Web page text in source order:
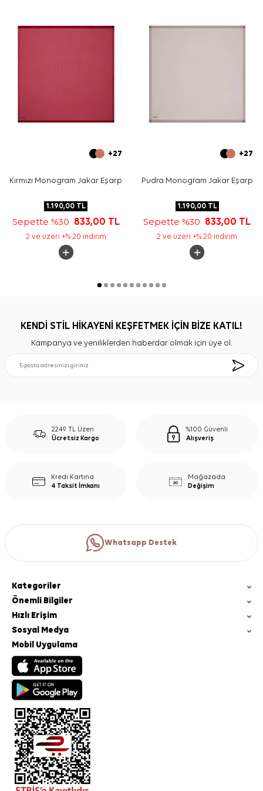
detaylarla deseni öne çıkarabilirsiniz. Kare formu
Sıkça Sorulan Sorular
Bu polyester eşarp hangi renklerle uyumludur?
Kare form nasıl kullanılabilir?
+27
Kırmızı Monogram Jakar Eşarp
1.190,00 TL
Sepette %30 833,00 TL
2 ve üzeri +% 20 indirim
+27
Pudra Monogram Jakar Eşarp
1.190,00TL
Sepette %30 833,00 TL
2 ve üzeri +% 20 indirim
KENDİ STİL HİKAYENİ KEŞFETMEK İÇİN BİZE KATIL!
Kampanya ve yeniliklerden haberdar olmak için üye ol.
2249 TL Üzeri
Ücretsiz Kargo
%100 Güvenli
Alışveriş
Kredi Kartına
4 Taksit İmkanı
Mağazada
Değişim
Whatsapp Destek
Kategoriler
Önemli Bilgiler
Hızlı Erişim
Sosyal Medya
Mobil Uygulama